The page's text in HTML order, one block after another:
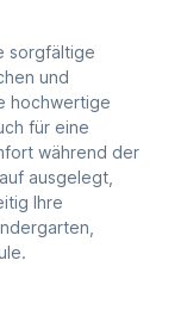
sorgfältige
und
hochwertige
für eine
während der
ausgelegt,
Ihre